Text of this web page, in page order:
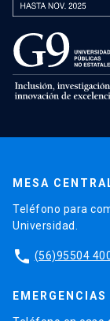
MESA
Teléfono para
Universidad.
phone (56)95504
EMERGENCIAS